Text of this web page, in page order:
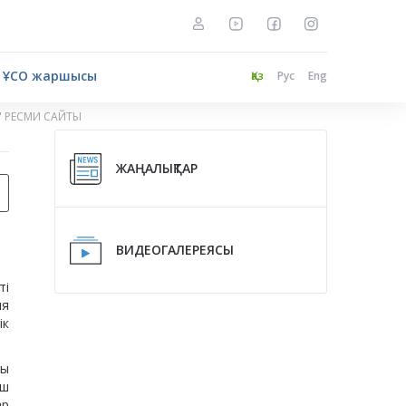
ҰСО жаршысы Қаз Рус Eng
РЕСМИ САЙТЫ
ЖАҢАЛЫҚТАР
ВИДЕОГАЛЕРЕЯСЫ